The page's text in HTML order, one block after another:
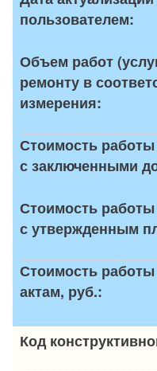
пользователем:
Объем работ
ремонту в
измерения:
Стоимость работы
с заключенными
Стоимость работы
с утвержденным
Стоимость
актам, руб.:
Код